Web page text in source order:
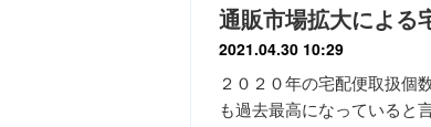
通販市場拡大による
2021.04.30 10:29
２０２０年の宅配便取扱個
も過去最高になっていると